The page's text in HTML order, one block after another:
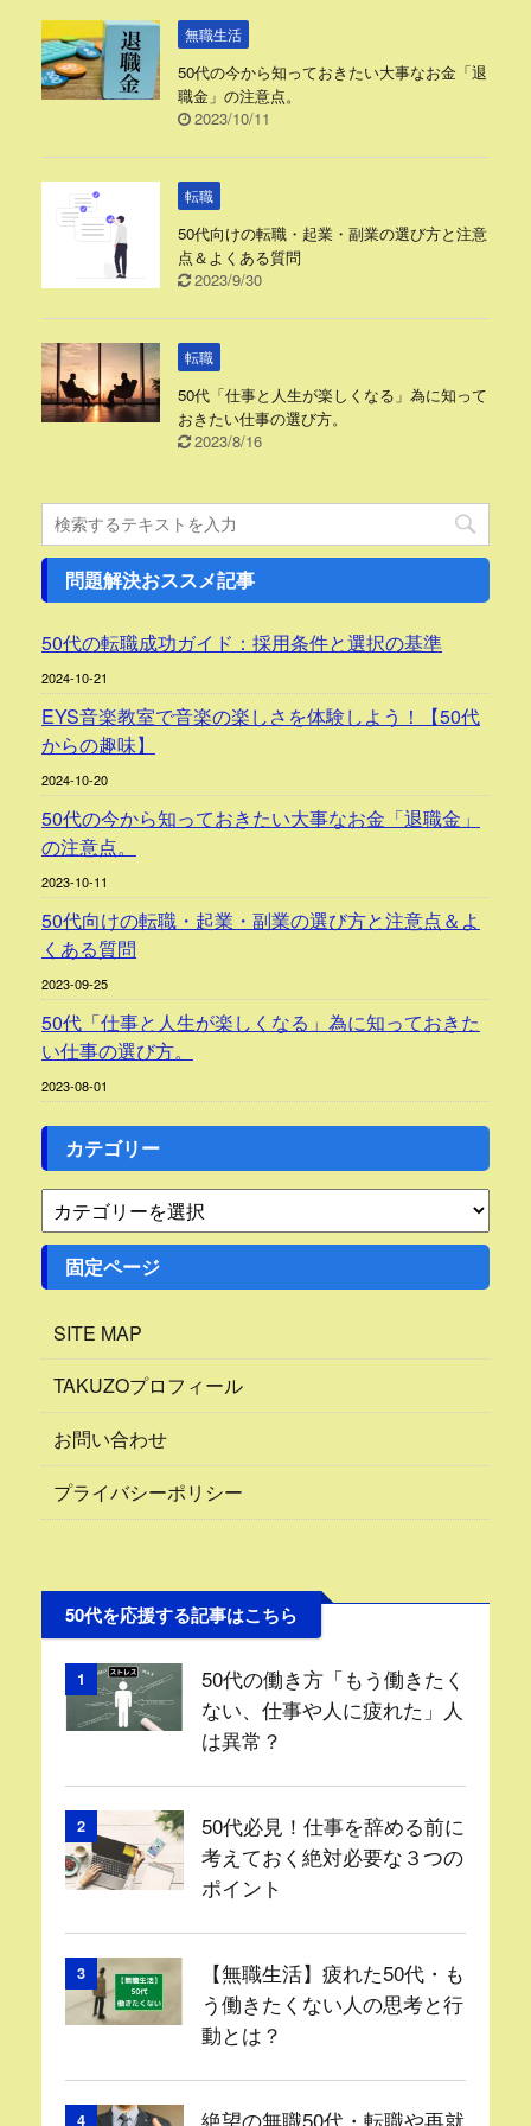
無職生活
50代の今から知っておきたい大事なお金「退
職金」の注意点。
2023/10/11
転職
50代向けの転職・起業・副業の選び方と注意
点＆よくある質問
2023/9/30
転職
50代「仕事と人生が楽しくなる」為に知って
おきたい仕事の選び方。
2023/8/16
問題解決おススメ記事
50代の転職成功ガイド：採用条件と選択の基準
2024-10-21
EYS音楽教室で音楽の楽しさを体験しよう！【50代
からの趣味】
2024-10-20
50代の今から知っておきたい大事なお金「退職金」
の注意点。
2023-10-11
50代向けの転職・起業・副業の選び方と注意点＆よ
くある質問
2023-09-25
50代「仕事と人生が楽しくなる」為に知っておきた
い仕事の選び方。
2023-08-01
カテゴリー
固定ページ
SITE MAP
TAKUZOプロフィール
お問い合わせ
プライバシーポリシー
50代を応援する記事はこちら
1
50代の働き方「もう働きたく
ない、仕事や人に疲れた」人
は異常？
2
50代必見！仕事を辞める前に
考えておく絶対必要な３つの
ポイント
3
【無職生活】疲れた50代・も
う働きたくない人の思考と行
動とは？
4 絶望の無職50代・転職や再就